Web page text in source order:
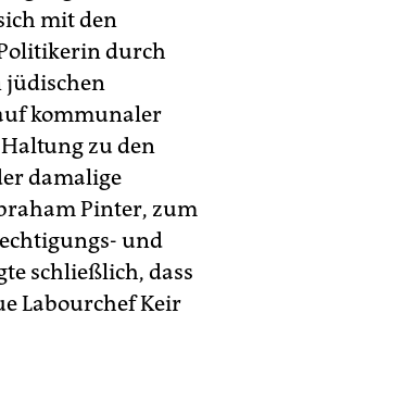
mit den
durch
jüdischen
kommunaler
zu den
damalige
Pinter, zum
und
schließlich, dass
Labourchef Keir